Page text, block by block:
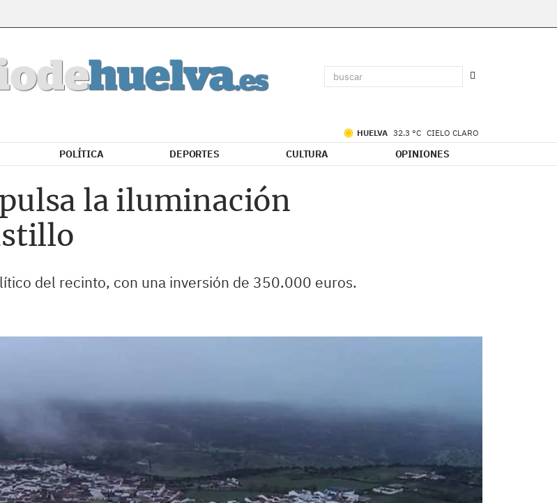
HUELVA 32.3 °C CIELO CLARO
POLÍTICA DEPORTES CULTURA OPINIONES
la iluminación
del recinto, con una inversión de 350.000 euros.